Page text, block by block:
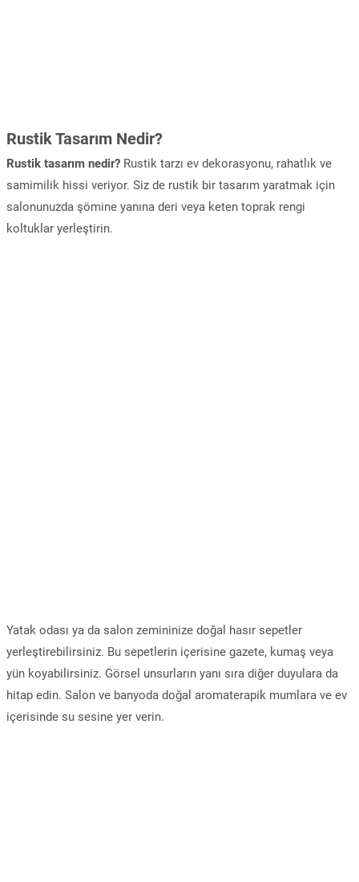
Rustik Tasarım Nedir?
Rustik tasarım nedir? Rustik tarzı ev dekorasyonu, rahatlık ve
samimilik hissi veriyor. Siz de rustik bir tasarım yaratmak için
salonunuzda şömine yanına deri veya keten toprak rengi
koltuklar yerleştirin.
Yatak odası ya da salon zemininize doğal hasır sepetler
yerleştirebilirsiniz. Bu sepetlerin içerisine gazete, kumaş veya
yün koyabilirsiniz. Görsel unsurların yanı sıra diğer duyulara da
hitap edin. Salon ve banyoda doğal aromaterapik mumlara ve ev
içerisinde su sesine yer verin.